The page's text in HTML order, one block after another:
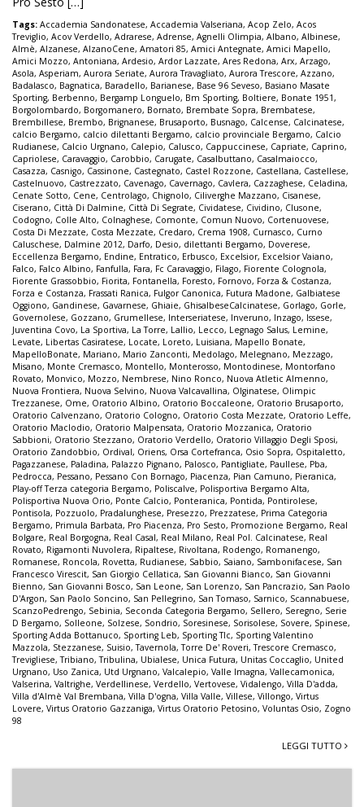
Tags: Accademia Sandonatese, Accademia Valseriana, Acop Zelo, Acos
Treviglio, Acov Verdello, Adrarese, Adrense, Agnelli Olimpia, Albano, Albinese,
Almè, Alzanese, AlzanoCene, Amatori 85, Amici Antegnate, Amici Mapello,
Amici Mozzo, Antoniana, Ardesio, Ardor Lazzate, Ares Redona, Arx, Arzago,
Asola, Asperiam, Aurora Seriate, Aurora Travagliato, Aurora Trescore, Azzano,
Badalasco, Bagnatica, Baradello, Barianese, Base 96 Seveso, Basiano Masate
Sporting, Berbenno, Bergamp Longuelo, Bm Sporting, Boltiere, Bonate 1951,
Borgolombardo, Borgomanero, Bornato, Brembate Sopra, Brembatese,
Brembillese, Brembo, Brignanese, Brusaporto, Busnago, Calcense, Calcinatese,
calcio Bergamo, calcio dilettanti Bergamo, calcio provinciale Bergamo, Calcio
Rudianese, Calcio Urgnano, Calepio, Calusco, Cappuccinese, Capriate, Caprino,
Capriolese, Caravaggio, Carobbio, Carugate, Casalbuttano, Casalmaiocco,
Casazza, Casnigo, Cassinone, Castegnato, Castel Rozzone, Castellana, Castellese,
Castelnuovo, Castrezzato, Cavenago, Cavernago, Cavlera, Cazzaghese, Celadina,
Cenate Sotto, Cene, Centrolago, Chignolo, Ciliverghe Mazzano, Cisanese,
Ciserano, Città Di Dalmine, Città Di Segrate, Cividatese, Cividino, Clusone,
Codogno, Colle Alto, Colnaghese, Comonte, Comun Nuovo, Cortenuovese,
Costa Di Mezzate, Costa Mezzate, Credaro, Crema 1908, Curnasco, Curno
Caluschese, Dalmine 2012, Darfo, Desio, dilettanti Bergamo, Doverese,
Eccellenza Bergamo, Endine, Entratico, Erbusco, Excelsior, Excelsior Vaiano,
Falco, Falco Albino, Fanfulla, Fara, Fc Caravaggio, Filago, Fiorente Colognola,
Fiorente Grassobbio, Fiorita, Fontanella, Foresto, Fornovo, Forza & Costanza,
Forza e Costanza, Frassati Ranica, Fulgor Canonica, Futura Madone, Galbiatese
Oggiono, Gandinese, Gavarnese, Ghiaie, GhisalbeseCalcinatese, Gorlago, Gorle,
Governolese, Gozzano, Grumellese, Interseriatese, Inveruno, Inzago, Issese,
Juventina Covo, La Sportiva, La Torre, Lallio, Lecco, Legnago Salus, Lemine,
Levate, Libertas Casiratese, Locate, Loreto, Luisiana, Mapello Bonate,
MapelloBonate, Mariano, Mario Zanconti, Medolago, Melegnano, Mezzago,
Misano, Monte Cremasco, Montello, Monterosso, Montodinese, Montorfano
Rovato, Monvico, Mozzo, Nembrese, Nino Ronco, Nuova Atletic Almenno,
Nuova Frontiera, Nuova Selvino, Nuova Valcavallina, Olginatese, Olimpic
Trezzanese, Ome, Oratorio Albino, Oratorio Boccaleone, Oratorio Brusaporto,
Oratorio Calvenzano, Oratorio Cologno, Oratorio Costa Mezzate, Oratorio Leffe,
Oratorio Maclodio, Oratorio Malpensata, Oratorio Mozzanica, Oratorio
Sabbioni, Oratorio Stezzano, Oratorio Verdello, Oratorio Villaggio Degli Sposi,
Oratorio Zandobbio, Ordival, Oriens, Orsa Cortefranca, Osio Sopra, Ospitaletto,
Pagazzanese, Paladina, Palazzo Pignano, Palosco, Pantigliate, Paullese, Pba,
Pedrocca, Pessano, Pessano Con Bornago, Piacenza, Pian Camuno, Pieranica,
Play-off Terza categoria Bergamo, Poliscalve, Polisportiva Bergamo Alta,
Polisportiva Nuova Orio, Ponte Calcio, Ponteranica, Pontida, Pontirolese,
Pontisola, Pozzuolo, Pradalunghese, Presezzo, Prezzatese, Prima Categoria
Bergamo, Primula Barbata, Pro Piacenza, Pro Sesto, Promozione Bergamo, Real
Bolgare, Real Borgogna, Real Casal, Real Milano, Real Pol. Calcinatese, Real
Rovato, Rigamonti Nuvolera, Ripaltese, Rivoltana, Rodengo, Romanengo,
Romanese, Roncola, Rovetta, Rudianese, Sabbio, Saiano, Sambonifacese, San
Francesco Virescit, San Giorgio Cellatica, San Giovanni Bianco, San Giovanni
Bienno, San Giovanni Bosco, San Leone, San Lorenzo, San Pancrazio, San Paolo
D'Argon, San Paolo Soncino, San Pellegrino, San Tomaso, Sarnico, Scannabuese,
ScanzoPedrengo, Sebinia, Seconda Categoria Bergamo, Sellero, Seregno, Serie
D Bergamo, Solleone, Solzese, Sondrio, Soresinese, Sorisolese, Sovere, Spinese,
Sporting Adda Bottanuco, Sporting Leb, Sporting Tlc, Sporting Valentino
Mazzola, Stezzanese, Suisio,Tavernola,Torre De' Roveri,Trescore Cremasco,
Trevigliese,Tribiano,Tribulina, Ubialese, Unica Futura, Unitas Coccaglio, United
Urgnano, Uso Zanica, Utd Urgnano, Valcalepio, Valle Imagna, Vallecamonica,
Valserina, Valtrighe, Verdellinese, Verdello, Vertovese, Vidalengo, Villa D'adda,
Villa d'Almè Val Brembana, Villa D'ogna, Villa Valle, Villese, Villongo, Virtus
Lovere, Virtus Oratorio Gazzaniga, Virtus Oratorio Petosino, Voluntas Osio, Zogno
98
LEGGI TUTTO